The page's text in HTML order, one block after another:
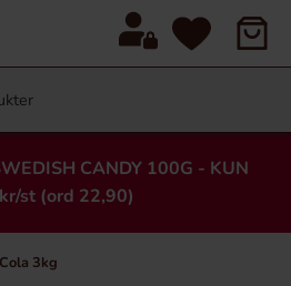
CANDY 100G - KUN
st (ord 22,90)
3kg